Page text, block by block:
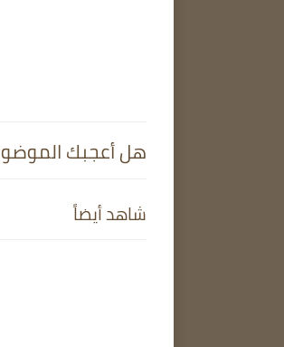
هل أعجبك
شاهد أيضاً